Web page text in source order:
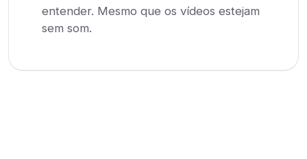
entender. Mesmo que os vídeos estejam
sem som.